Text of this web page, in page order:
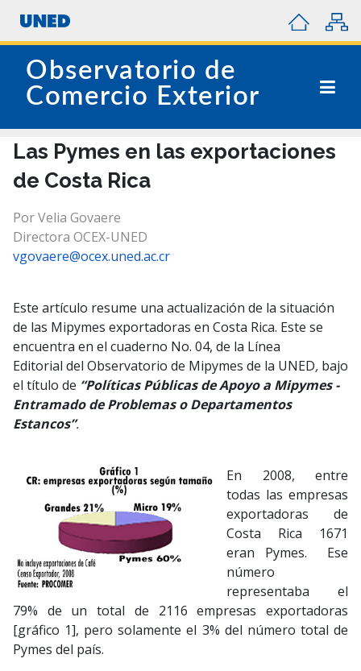
Observatorio de
Comercio Exterior
Las Pymes en las exportaciones
de Costa Rica
Por Velia Govaere
Directora OCEX-UNED
vgovaere@ocex.uned.ac.cr
Este artículo resume una actualización de la situación
de las Mipymes exportadoras en Costa Rica. Este se
encuentra en el cuaderno No. 04, de la Línea
Editorial del Observatorio de Mipymes de la UNED, bajo
el título de “Políticas Públicas de Apoyo a Mipymes -
Entramado de Problemas o Departamentos
Estancos”.
En 2008, entre
todas las empresas
exportadoras de
Costa Rica 1671
eran Pymes. Ese
número
representaba el
79% de un total de 2116 empresas exportadoras
[gráfico 1], pero solamente el 3% del número total de
Pymes del país.